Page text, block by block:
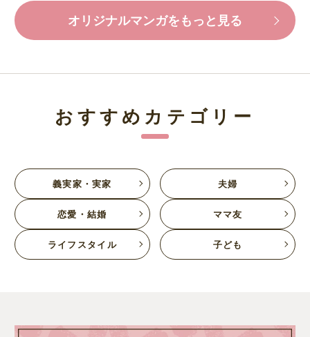
オリジナルマンガをもっと見る
おすすめカテゴリー
義実家・実家 夫婦
恋愛・結婚 ママ友
ライフスタイル 子ども